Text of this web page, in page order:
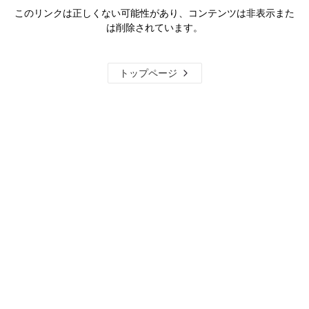
このリンクは正しくない可能性があり、コンテンツは非表示また
は削除されています。
トップページ